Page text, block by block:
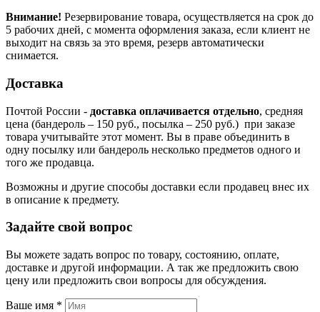
Внимание! Резервирование товара, осуществляется на срок до
5 рабочих дней, с момента оформления заказа, если клиент не
выходит на связь за это время, резерв автоматически
снимается.
Доставка
Почтой России - доставка оплачивается отдельно, средняя
цена (бандероль – 150 руб., посылка – 250 руб.) при заказе
товара учитывайте этот момент. Вы в праве объединить в
одну посылку или бандероль несколько предметов одного и
того же продавца.
Возможны и другие способы доставки если продавец внес их
в описание к предмету.
Задайте свой вопрос
Вы можете задать вопрос по товару, состоянию, оплате,
доставке и другой информации. А так же предложить свою
цену или предложить свои вопросы для обсуждения.
Ваше имя *